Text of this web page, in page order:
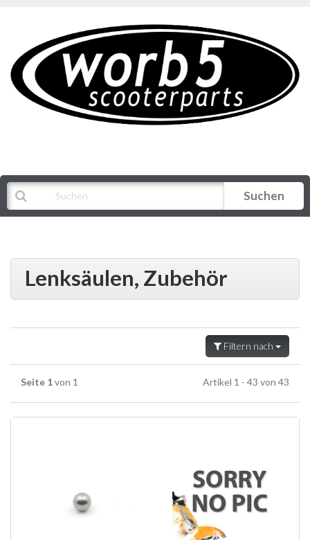
Suchen
Lenksäulen, Zubehör
Filtern nach
Seite 1von 1 Artikel 1 - 43 von 43